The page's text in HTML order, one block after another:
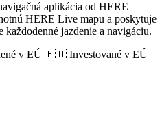
aplikácia od HERE
HERE Live mapu a poskytuje
jazdenie a navigáciu.
v EÚ 🇪🇺 Investované v EÚ